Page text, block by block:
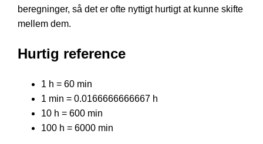
beregninger, så det er ofte nyttigt hurtigt at kunne skifte
mellem dem.
Hurtig reference
1 h = 60 min
1 min = 0.0166666666667 h
10 h = 600 min
100 h = 6000 min